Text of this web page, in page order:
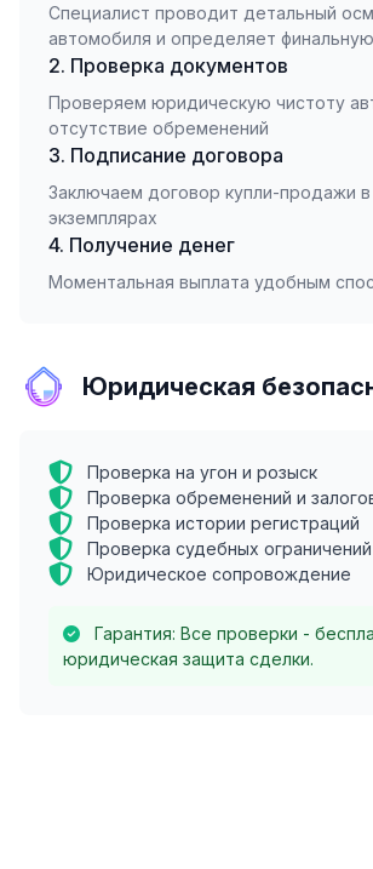
Специалист проводит детальный
автомобиля и определяет
2. Проверка документов
Проверяем юридическую чистоту
отсутствие обременений
3. Подписание договора
Заключаем договор купли-продажи в
экземплярах
4. Получение денег
Моментальная выплата удобным
Юридическая
Проверка на угон и розыск
Проверка обременений и
Проверка истории регистраций
Проверка судебных ограничений
Юридическое сопровождение
Гарантия: Все проверки -
юридическая защита сделки.